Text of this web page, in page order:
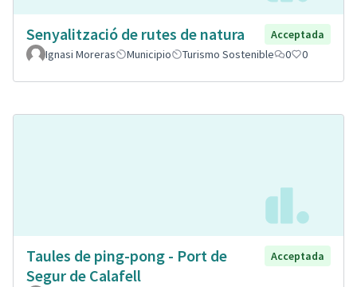
Senyalització de rutes de natura
Acceptada
Ignasi Moreras
Municipio Turismo Sostenible 0 0
Taules de ping-pong - Port de
Segur de Calafell
Acceptada